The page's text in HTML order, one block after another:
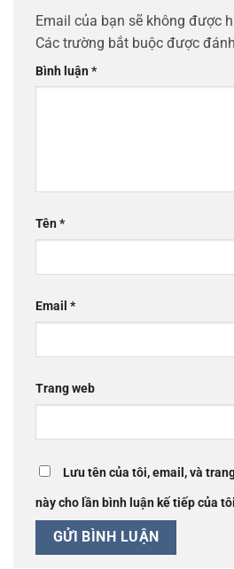
Email của bạn sẽ không được
Các trường bắt buộc được
Bình luận*
Tên*
Email *
Trang web
Lưu tên của tôi, email, và
này cho lần bình luận kế tiếp của